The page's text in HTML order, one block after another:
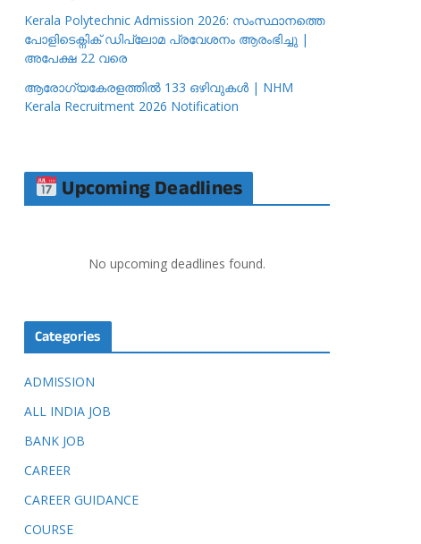
Kerala Polytechnic Admission 2026: സംസ്ഥാനത്തെ
പോളിടെക്നിക് ഡിപ്ലോമ പ്രവേശനം ആരംഭിച്ചു |
അപേക്ഷ 22 വരെ
ആരോഗ്യകേരളത്തിൽ 133 ഒഴിവുകൾ | NHM
Kerala Recruitment 2026 Notification
Upcoming Deadlines
No upcoming deadlines found.
Categories
ADMISSION
ALL INDIA JOB
BANK JOB
CAREER
CAREER GUIDANCE
COURSE